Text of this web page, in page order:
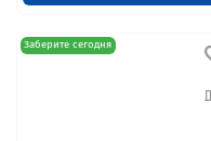
Заберите сегодня